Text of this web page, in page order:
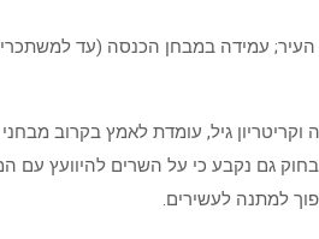
גיל, עומדת לאמץ בקרוב
יד. בחוק גם נקבע כי על השרים
למתנה לעשירים.